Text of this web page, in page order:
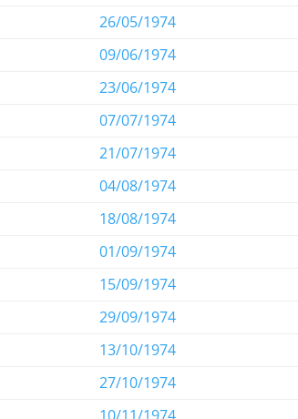
26/05/1974
09/06/1974
23/06/1974
07/07/1974
21/07/1974
04/08/1974
18/08/1974
01/09/1974
15/09/1974
29/09/1974
13/10/1974
27/10/1974